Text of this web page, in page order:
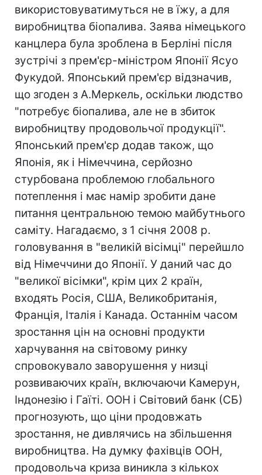
використовуватимуться не в їжу, а для
виробництва біопалива. Заява німецького
канцлера була зроблена в Берліні після
зустрічі з прем'єр-міністром Японії Ясуо
Фукудой. Японський прем'єр відзначив,
що згоден з А.Меркель, оскільки людство
"потребує біопалива, але не в збиток
виробництву продовольчої продукції".
Японський прем'єр додав також, що
Японія, як і Німеччина, серйозно
стурбована проблемою глобального
потеплення і має намір зробити дане
питання центральною темою майбутнього
саміту. Нагадаємо, з 1 січня 2008 р.
головування в "великій вісімці" перейшло
від Німеччини до Японії. У даний час до
"великої вісімки", крім цих 2 країн,
входять Росія, США, Великобританія,
Франція, Італія і Канада. Останнім часом
зростання цін на основні продукти
харчування на світовому ринку
спровокувало заворушення у низці
розвиваючих країн, включаючи Камерун,
Індонезію і Гаїті. ООН і Світовий банк (СБ)
прогнозують, що ціни продовжать
зростання, не дивлячись на збільшення
виробництва. На думку фахівців ООН,
продовольча криза виникла з кількох